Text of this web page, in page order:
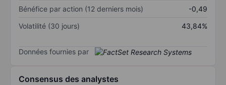
Bénéfice par action (12 derniers mois)
-0,49
Volatilité (30 jours)
43,84%
Données fournies par
Consensus des analystes